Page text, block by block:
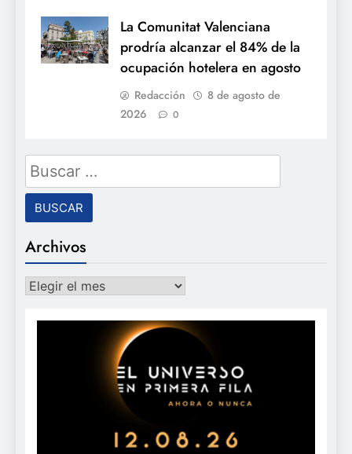
La Comunitat Valenciana
prodría alcanzar el 84% de la
ocupación hotelera en agosto
Redacción
8 de agosto de
2026
0
Buscar:
Archivos
Archivos